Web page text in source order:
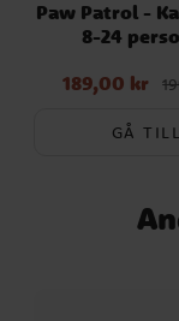
Paw Patrol -
8-24
Nuvarande
189,00 kr
189,00 kr
GÅ TILL